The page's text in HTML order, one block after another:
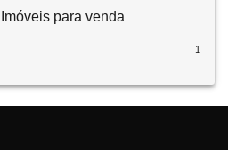
para venda
1